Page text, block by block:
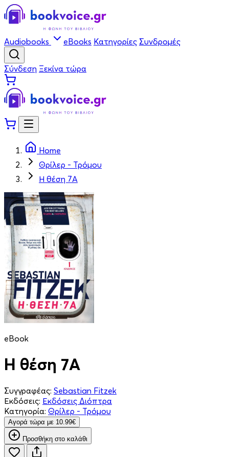
Audiobooks eBooks Κατηγορίες Συνδρομές
Σύνδεση Ξεκίνα τώρα
Home
Θρίλερ - Τρόμου
Η θέση 7Α
eBook
Η θέση 7Α
Συγγραφέας: Sebastian Fitzek
Εκδόσεις: Εκδόσεις Διόπτρα
Κατηγορία: Θρίλερ - Τρόμου
Aγορά τώρα με 10.99€
Προσθήκη στο καλάθι